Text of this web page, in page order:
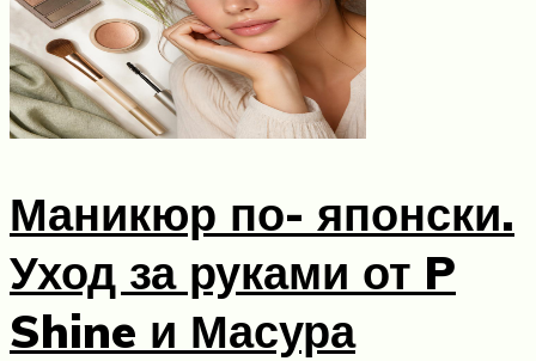
Маникюр по- японски.
Уход за руками от P
Shine и Масура